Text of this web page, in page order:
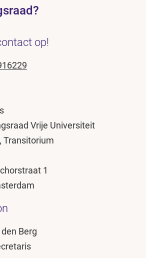
op!
Vrije Universiteit
Transitorium
1
Berg